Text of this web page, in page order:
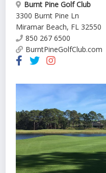
Burnt Pine Golf Club
3300 Burnt Pine Ln
Miramar Beach, FL 32550
850 267 6500
BurntPineGolfClub.com